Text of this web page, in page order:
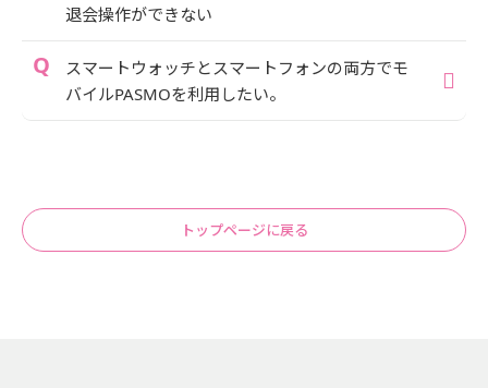
退会操作ができない
スマートウォッチとスマートフォンの両方でモ
バイルPASMOを利用したい。
トップページに戻る